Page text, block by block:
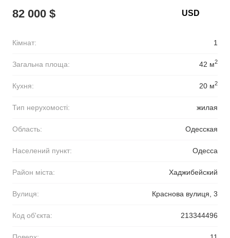
82 000 $
Кімнат: 1
Загальна площа: 42 м2
Кухня: 20 м2
Тип нерухомості: жилая
Область: Одесская
Населений пункт: Одесса
Район міста: Хаджибейский
Вулиця: Краснова вулиця, 3
Код об'єкта: 213344496